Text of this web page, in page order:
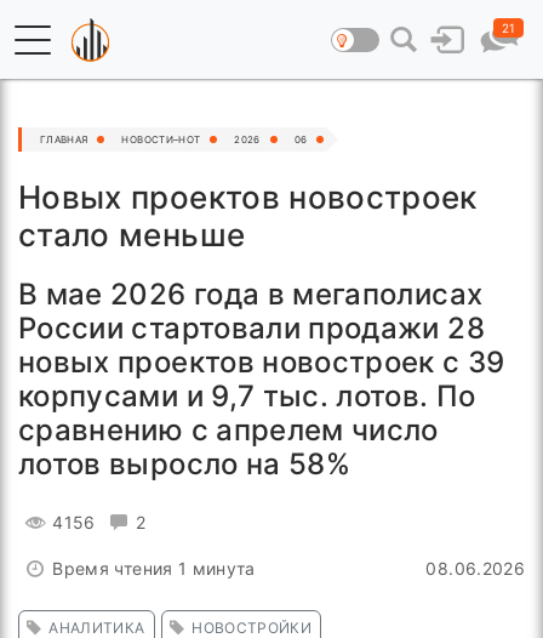
21
ГЛАВНАЯ НОВОСТИ–HOT 2026 06
Новых проектов новостроек
стало меньше
В мае 2026 года в мегаполисах
России стартовали продажи 28
новых проектов новостроек с 39
корпусами и 9,7 тыс. лотов. По
сравнению с апрелем число
лотов выросло на 58%
4156 2
Время чтения 1 минута 08.06.2026
АНАЛИТИКА НОВОСТРОЙКИ